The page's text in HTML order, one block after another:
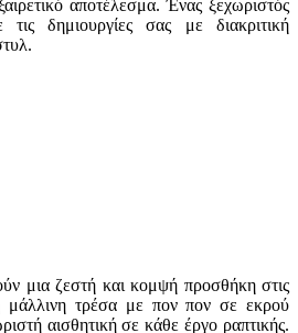
αποτέλεσμα. Ένας ξεχωριστός
τις δημιουργίες σας με διακριτική
μια ζεστή και κομψή προσθήκη στις
μάλλινη τρέσα με πον πον σε εκρού
αισθητική σε κάθε έργο ραπτικής.